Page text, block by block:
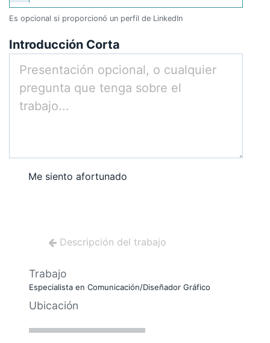
Es opcional si proporcionó un perfil de LinkedIn
Introducción Corta
Me siento afortunado
Descripción del trabajo
Trabajo
Especialista en Comunicación/Diseñador Gráfico
Ubicación